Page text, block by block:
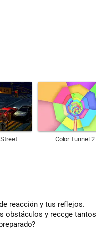
Color Tunnel 2
reacción y tus reflejos.
obstáculos y recoge tantos